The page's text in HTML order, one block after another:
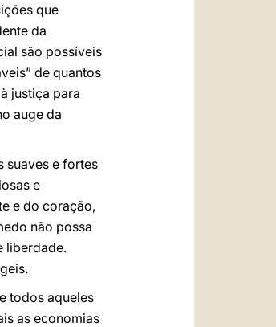
que
da
são possíveis
de quantos
justiça para
auge da
suaves e fortes
e
e do coração,
não possa
liberdade.
todos aqueles
as economias